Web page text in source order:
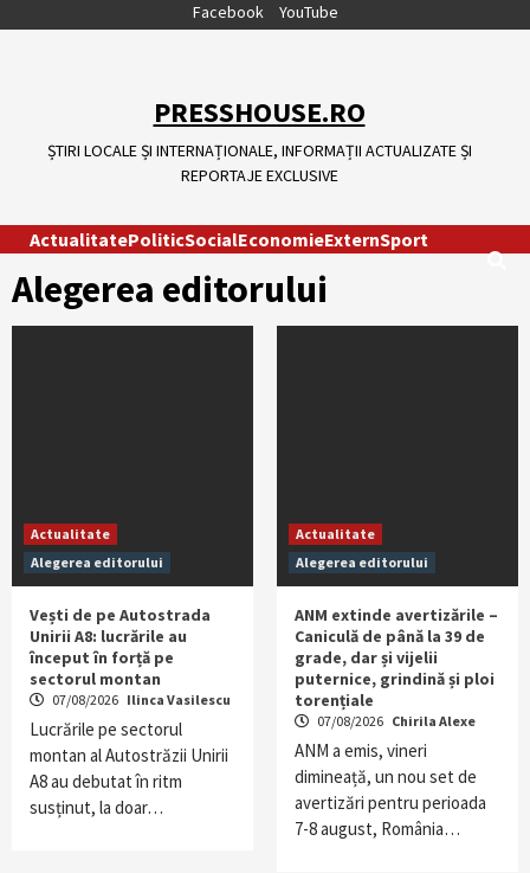
Facebook YouTube
PRESSHOUSE.RO
ȘTIRI LOCALE ȘI INTERNAȚIONALE, INFORMAȚII ACTUALIZATE ȘI
REPORTAJE EXCLUSIVE
ActualitatePoliticSocialEconomieExternSport
Alegerea editorului
Actualitate
Alegerea editorului
Vești de pe Autostrada
Unirii A8: lucrările au
început în forță pe
sectorul montan
07/08/2026 Ilinca Vasilescu
Lucrările pe sectorul
montan al Autostrăzii Unirii
A8 au debutat în ritm
susținut, la doar…
Actualitate
Alegerea editorului
ANM extinde avertizările –
Caniculă de până la 39 de
grade, dar și vijelii
puternice, grindină și ploi
torențiale
07/08/2026 Chirila Alexe
ANM a emis, vineri
dimineață, un nou set de
avertizări pentru perioada
7-8 august, România…